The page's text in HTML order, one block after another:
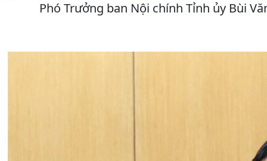
Phó Trưởng ban Nội chính Tỉnh ủy Bùi